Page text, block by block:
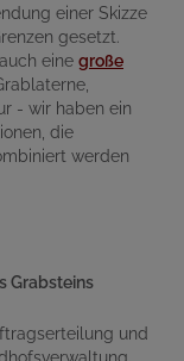
einer Skizze
gesetzt.
eine große
- wir haben ein
die
werden
Grabsteins
und